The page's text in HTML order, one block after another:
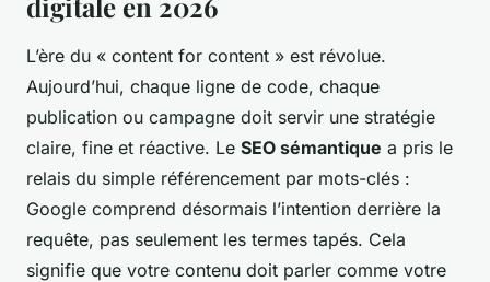
L’ère du « content for content » est révolue.
Aujourd’hui, chaque ligne de code, chaque
publication ou campagne doit servir une stratégie
claire, fine et réactive. Le SEO sémantique a pris le
relais du simple référencement par mots-clés :
Google comprend désormais l’intention derrière la
requête, pas seulement les termes tapés. Cela
signifie que votre contenu doit parler comme votre